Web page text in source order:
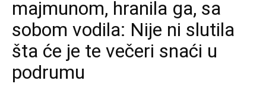
majmunom, hranila ga, sa
sobom vodila: Nije ni slutila
šta će je te večeri snaći u
podrumu